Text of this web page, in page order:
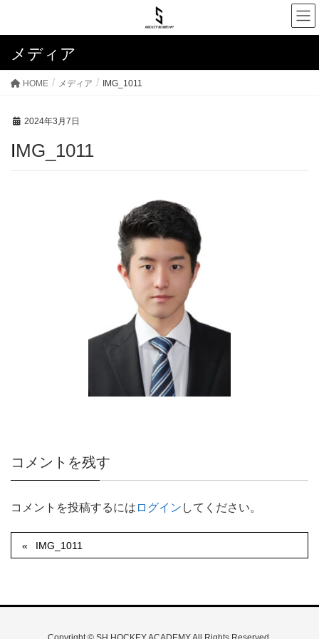
メディア
HOME メディア IMG_1011
2024年3月7日
IMG_1011
コメントを残す
コメントを投稿するには ログイン してください。
IMG_1011